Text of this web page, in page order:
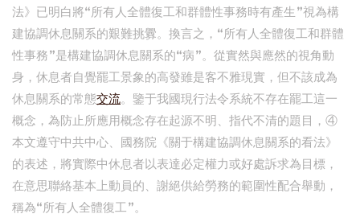
法》已明白將“所有人全體復工和群體性事務時有產生”視為構
建協調休息關系的艱難挑釁。換言之，“所有人全體復工和群體
性事務”是構建協調休息關系的“病”。從實然與應然的視角動
身，休息者自覺罷工景象的高發雖是客不雅現實，但不該成為
休息關系的常態交流。鑒于我國現行法令系統不存在罷工這一
概念，為防止所應用概念存在起源不明、指代不清的題目，④
本文遵守中共中心、國務院《關于構建協調休息關系的看法》
的表述，將實際中休息者以表達必定權力或好處訴求為目標，
在意思聯絡基本上動員的、謝絕供給勞務的範圍性配合舉動，
稱為“所有人全體復工”。